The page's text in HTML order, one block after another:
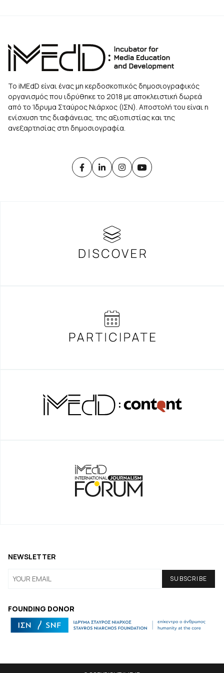
Το iMEdD είναι ένας μη κερδοσκοπικός δημοσιογραφικός
οργανισμός που ιδρύθηκε το 2018 με αποκλειστική δωρεά
από το Ίδρυμα Σταύρος Νιάρχος (ΙΣΝ). Αποστολή του είναι η
ενίσχυση της διαφάνειας, της αξιοπιστίας και της
ανεξαρτησίας στη δημοσιογραφία.
FOUNDING DONOR
NEWSLETTER